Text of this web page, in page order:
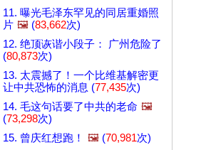
11. 曝光毛泽东罕见的同居重婚照
片 🖼️ (83,662次)
12. 绝顶诙谐小段子： 广州危险了
(80,873次)
13. 太震撼了！一个比维基解密更
让中共恐怖的消息 (77,435次)
14. 毛这句话要了中共的老命 🖼️
(73,298次)
15. 曾庆红想跑！
🖼️ (70,981次)